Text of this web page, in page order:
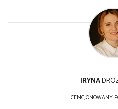
IRYNA
LICENCJONOWANY